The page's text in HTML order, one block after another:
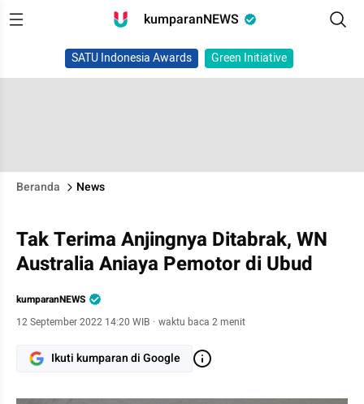
kumparanNEWS
SATU Indonesia Awards Green Initiative
Beranda News
Tak Terima Anjingnya Ditabrak, WN
Australia Aniaya Pemotor di Ubud
kumparanNEWS
12 September 2022 14:20 WIB · waktu baca 2 menit
Ikuti kumparan di Google